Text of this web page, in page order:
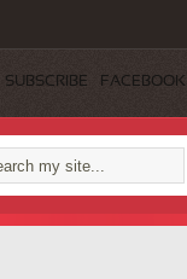
SUBSCRIBE FACEBOOK